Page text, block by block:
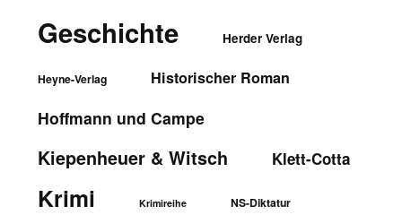
Geschichte Herder Verlag
Heyne-Verlag Historischer Roman
Hoffmann und Campe
Kiepenheuer & Witsch Klett-Cotta
Krimi Krimireihe NS-Diktatur